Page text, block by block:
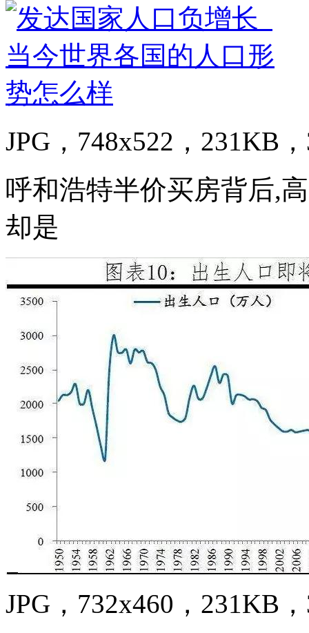
JPG，748x522，231KB
呼和浩特半价买房背后,
却是
JPG，732x460，231KB